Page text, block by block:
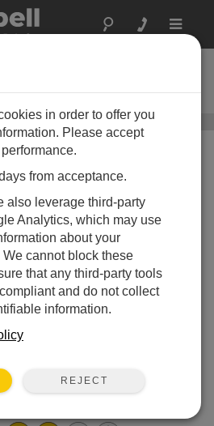
Toggle
Class A
最適化された内蔵サ
in order to offer you
Please accept
from acceptance.
also leverage third-party
Analytics, which may use
about your
cannot block these
that any third-party tools
and do not collect
information.
REJECT